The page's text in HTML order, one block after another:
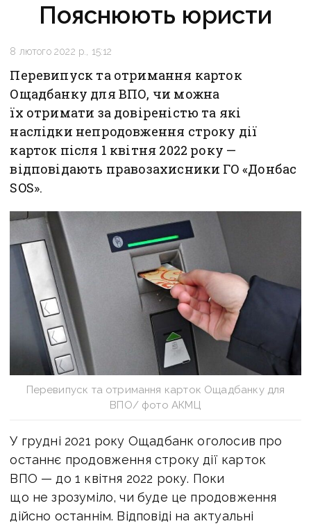
Пояснюють юристи
8 лютого 2022 р., 15:12
Перевипуск та отримання карток
Ощадбанку для ВПО, чи можна
їх отримати за довіреністю та які
наслідки непродовження строку дії
карток після 1 квітня 2022 року —
відповідають правозахисники ГО «Донбас
SOS».
Перевипуск та отримання карток Ощадбанку для
ВПО/ фото АКМЦ
У грудні 2021 року Ощадбанк оголосив про
останнє продовження строку дії карток
ВПО — до 1 квітня 2022 року. Поки
що не зрозуміло, чи буде це продовження
дійсно останнім. Відповіді на актуальні